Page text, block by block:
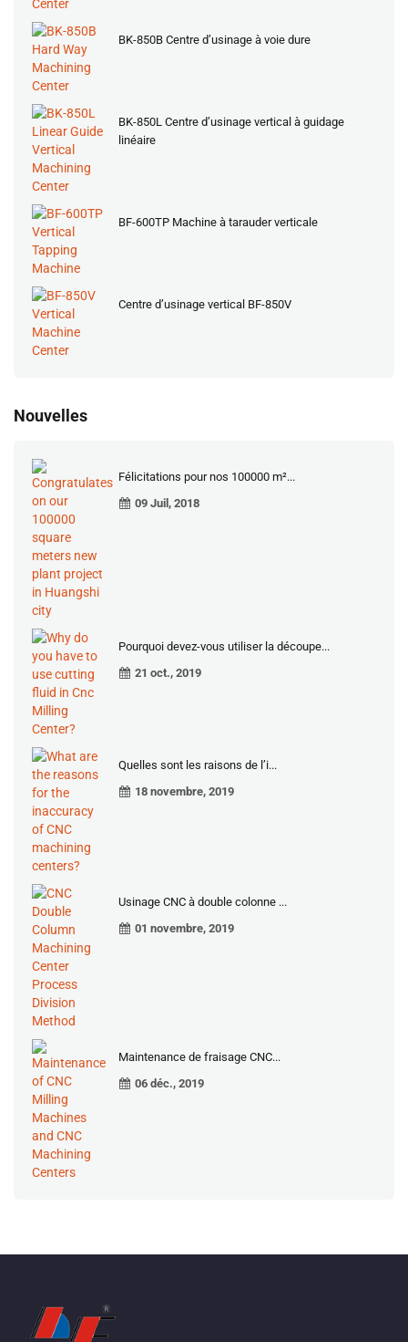
BK-850B Centre d’usinage à voie dure
BK-850L Centre d’usinage vertical à guidage
linéaire
BF-600TP Machine à tarauder verticale
Centre d’usinage vertical BF-850V
Nouvelles
Félicitations pour nos 100000 m²...
09 Juil, 2018
Pourquoi devez-vous utiliser la découpe...
21 oct., 2019
Quelles sont les raisons de l’i...
18 novembre, 2019
Usinage CNC à double colonne ...
01 novembre, 2019
Maintenance de fraisage CNC...
06 déc., 2019